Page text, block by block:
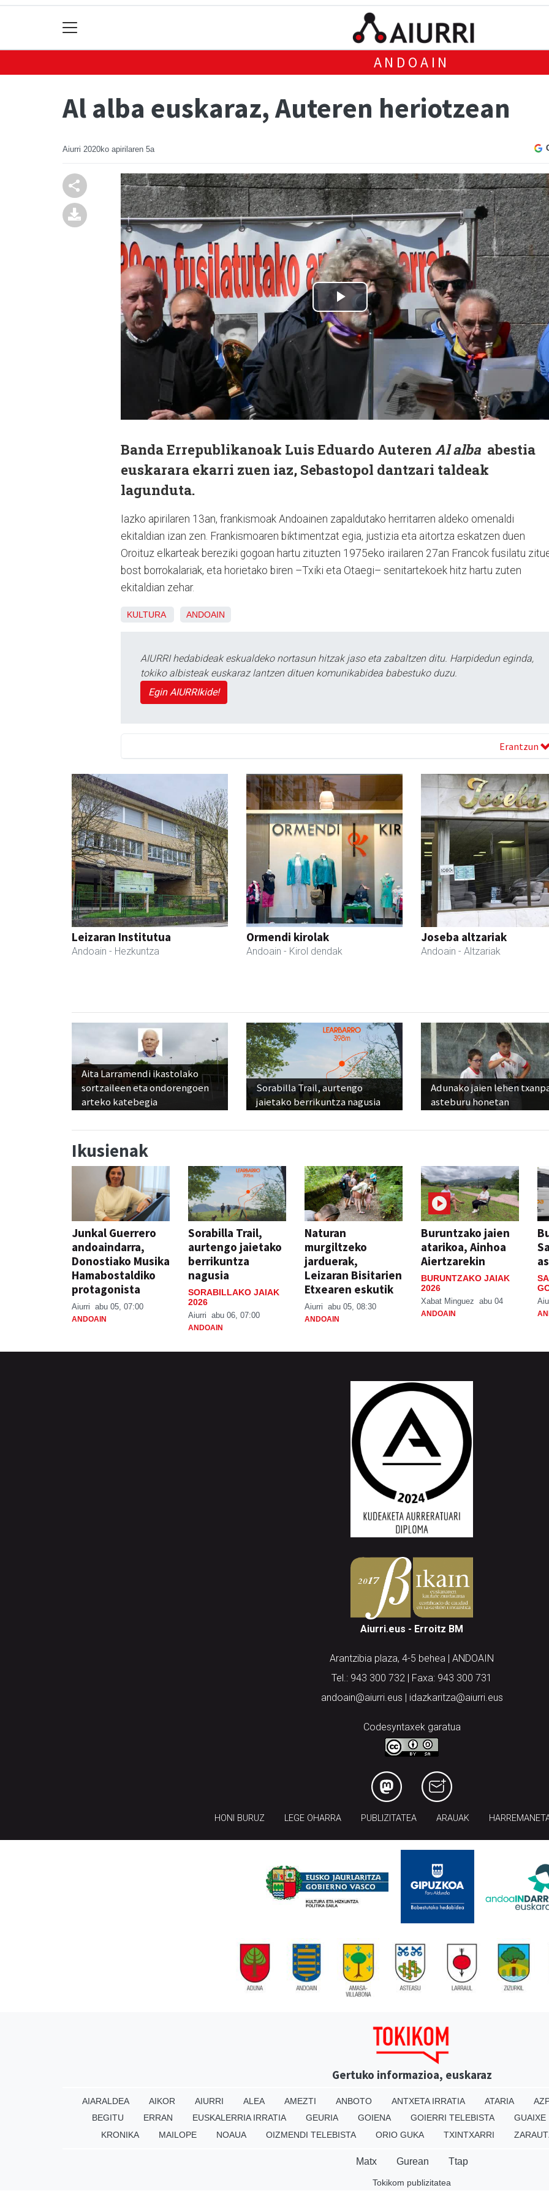
ANDOAIN
Al alba euskaraz, Auteren heriotzean
Aiurri 2020ko apirilaren 5a
Banda Errepublikanoak Luis Eduardo Auteren Al alba abestia
euskarara ekarri zuen iaz, Sebastopol dantzari taldeak
lagunduta.
Iazko apirilaren 13an, frankismoak Andoainen zapaldutako herritarren aldeko omenaldi
ekitaldian izan zen. Frankismoaren biktimentzat egia, justizia eta aitortza eskatzen duen
Oroituz elkarteak bereziki gogoan hartu zituzten 1975eko irailaren 27an Francok fusilatu
bost borrokalariak, eta horietako biren –Txiki eta Otaegi– senitartekoek hitz hartu zuten
ekitaldian zehar.
KULTURA ANDOAIN
AIURRI hedabideak eskualdeko nortasun hitzak jaso eta zabaltzen ditu. Harpidedun eginda,
tokiko albisteak euskaraz lantzen dituen komunikabidea babestuko duzu.
Egin AIURRIkide!
Erantzun
Leizaran Institutua
Andoain - Hezkuntza
Ormendi kirolak
Andoain - Kirol dendak
Joseba altzariak
Andoain - Altzariak
Aita Larramendi ikastolako
sortzaileen eta ondorengoen
arteko katebegia
Sorabilla Trail, aurtengo
jaietako berrikuntza nagusia
Adunako jaien lehen
asteburu honetan
Ikusienak
Junkal Guerrero
andoaindarra,
Donostiako Musika
Hamabostaldiko
protagonista
Aiurri abu 05, 07:00
ANDOAIN
Sorabilla Trail,
aurtengo jaietako
berrikuntza
nagusia
SORABILLAKO JAIAK
2026
Aiurri abu 06, 07:00
ANDOAIN
Naturan
murgiltzeko
jarduerak,
Leizaran Bisitarien
Etxearen eskutik
Aiurri abu 05, 08:30
ANDOAIN
Buruntzako jaien
atarikoa, Ainhoa
Aiertzarekin
BURUNTZAKO JAIAK
2026
Xabat Minguez abu 04
ANDOAIN
Aiurri.eus - Erroitz BM
Arantzibia plaza, 4-5 behea | ANDOAIN
Tel.: 943 300 732 | Faxa: 943 300 731
andoain@aiurri.eus | idazkaritza@aiurri.eus
Codesyntaxek garatua
HONI BURUZ LEGE OHARRA PUBLIZITATEA ARAUAK
Gertuko informazioa, euskaraz
AIARALDEA AIKOR AIURRI ALEA AMEZTI ANBOTO ANTXETA IRRATIA ATARIA
BEGITU
ERRAN EUSKALERRIA IRRATIA GEURIA GOIENA GOIERRI TELEBISTA
GUAIXE
KRONIKA
MAILOPE NOAUA OIZMENDI TELEBISTA ORIO GUKA TXINTXARRI
Matx Gurean Ttap
Tokikom publizitatea